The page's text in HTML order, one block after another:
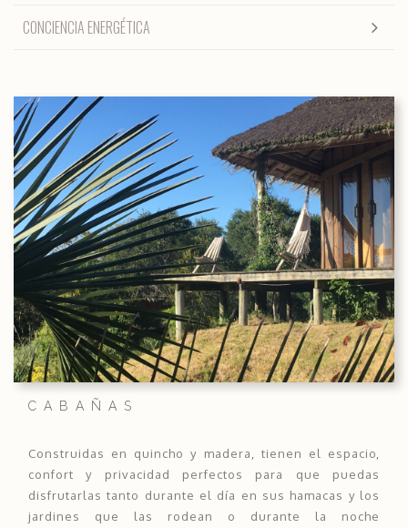
CONCIENCIA ENERGÉTICA
CABAÑAS
Construidas en quincho y madera, tienen el espacio,
confort y privacidad perfectos para que puedas
disfrutarlas tanto durante el día en sus hamacas y los
jardines que las rodean o durante la noche